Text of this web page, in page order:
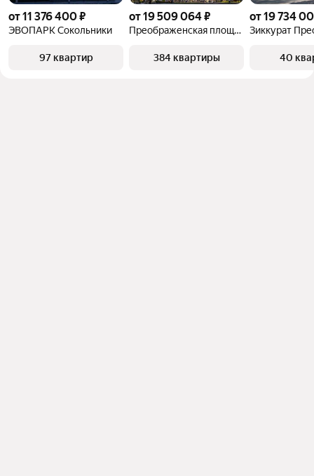
от 11 376 400 ₽
ЭВОПАРК Сокольники
97 квартир
от 19 509 064 ₽
Преображенская площадь
384 квартиры
от 19 734
40